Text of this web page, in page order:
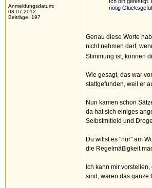
Anmeldungsdatum:
08.07.2012
Beiträge: 197
nötig
Genau diese Worte
nicht nehmen darf,
Stimmung ist, können
Wie gesagt, das war
stattgefunden, weil er
Nun kamen schon
da hat sich einiges
Selbstmitleid und
Du willst es "nur" am
die Regelmäßigkeit
Ich kann mir
sind, waren das ganze